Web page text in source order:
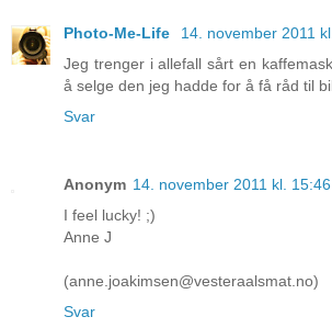
Photo-Me-Life
14. november 2011
Jeg trenger i allefall sårt en
å selge den jeg hadde for å få råd til
Svar
Anonym 14. november 2011 kl. 15:46
I feel lucky! ;)
Anne J
(anne.joakimsen@vesteraalsmat.no)
Svar